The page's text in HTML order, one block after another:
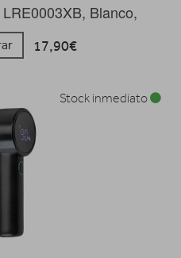
Blanco,
17,90€
Stock inmediato